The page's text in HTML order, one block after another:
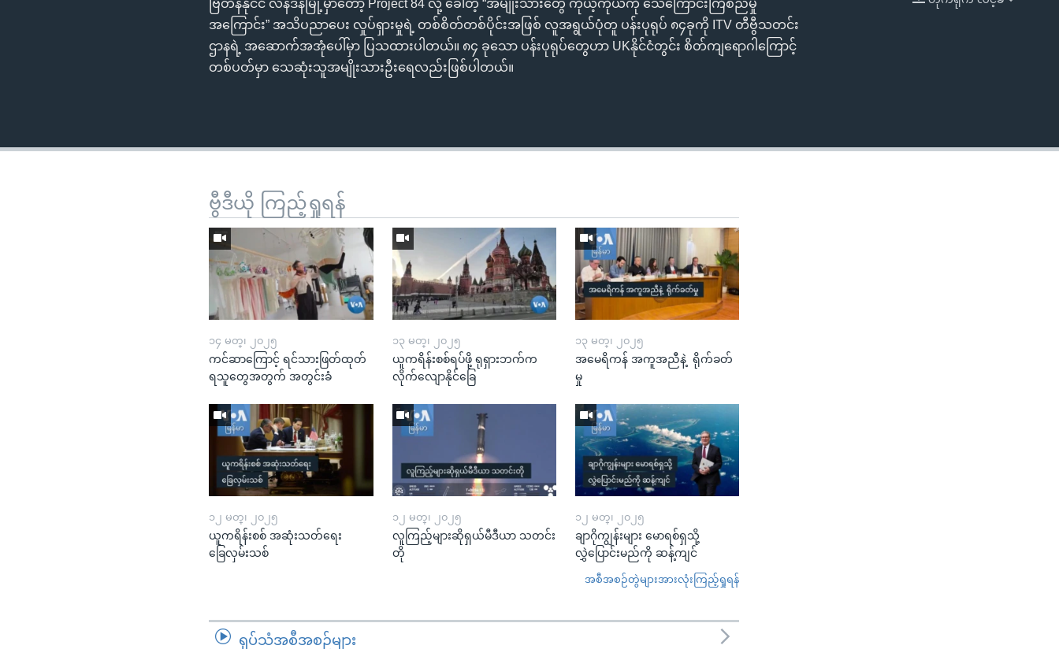
EMBED
ဗြိတိန်နိုင်ငံ လန်ဒန်မြို့မှာတော့ Project 84 လို့ ခေါ်တဲ့ “အမျိုးသားတွေ ကိုယ့်ကိုယ်ကို သေကြောင်းကြံစည်မှု
အကြောင်း” အသိပညာပေး လှုပ်ရှားမှုရဲ့ တစ်စိတ်တစ်ပိုင်းအဖြစ် လူအရွယ်ပုံတူ ပန်းပုရုပ် ၈၄ခုကို ITV တီဗွီသတင်း
ဌာနရဲ့ အဆောက်အအုံပေါ်မှာ ပြသထားပါတယ်။ ၈၄ ခုသော ပန်းပုရုပ်တွေဟာ UKနိုင်ငံတွင်း စိတ်ကျရောဂါကြောင့်
တစ်ပတ်မှာ သေဆုံးသူအမျိုးသားဦးရေလည်းဖြစ်ပါတယ်။
ဗွီဒီယို ကြည့်ရှုရန်
၁၄ မတ္၊ ၂၀၂၅
ကင်ဆာကြောင့် ရင်သားဖြတ်ထုတ်
ရသူတွေအတွက် အတွင်းခံ
၁၃ မတ္၊ ၂၀၂၅
ယူကရိန်းစစ်ရပ်ဖို့ ရုရှားဘက်က
လိုက်လျောနိုင်ခြေ
၁၃ မတ္၊ ၂၀၂၅
အမေရိကန် အကူအညီနဲ့ ရိုက်ခတ်
မှု
၁၂ မတ္၊ ၂၀၂၅
ယူကရိန်းစစ် အဆုံးသတ်ရေး
ခြေလှမ်းသစ်
၁၂ မတ္၊ ၂၀၂၅
လူကြည့်များဆိုရှယ်မီဒီယာ သတင်း
တို
၁၂ မတ္၊ ၂၀၂၅
ချာဂိုကျွန်းများ မောရစ်ရှသို့
လွှဲပြောင်းမည်ကို ဆန့်ကျင်
အစီအစဉ်တွဲများအားလုံးကြည့်ရှုရန်
ရုပ်သံအစီအစဉ်များ